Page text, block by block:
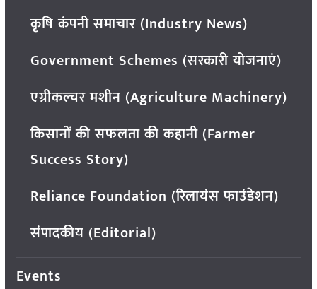
कृषि कंपनी समाचार (Industry News)
Government Schemes (सरकारी योजनाएं)
एग्रीकल्चर मशीन (Agriculture Machinery)
किसानों की सफलता की कहानी (Farmer
Success Story)
Reliance Foundation (रिलायंस फाउंडेशन)
संपादकीय (Editorial)
Events